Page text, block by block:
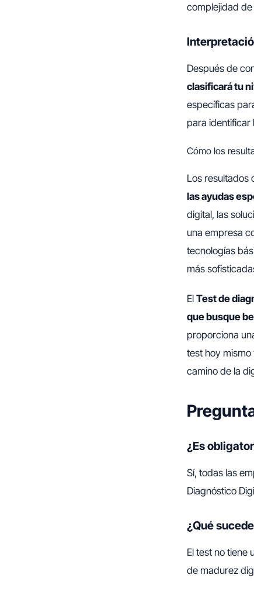
complejidad
Después de
clasificará tu
específicas
para identificar
Cómo los
Los resultados
las ayudas
digital, las
una empresa
tecnologías
más
El Test de
que busque
proporciona
test hoy
camino de la
¿Es
Sí, todas las
Diagnóstico
¿Qué
El test no tiene
de madurez